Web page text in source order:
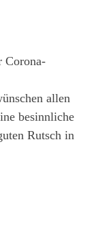
Corona-
allen
besinnliche
Rutsch in